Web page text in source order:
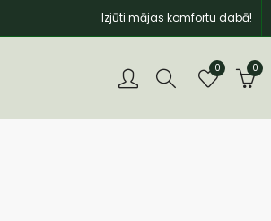
Izjūti mājas komfortu dabā!
0 0